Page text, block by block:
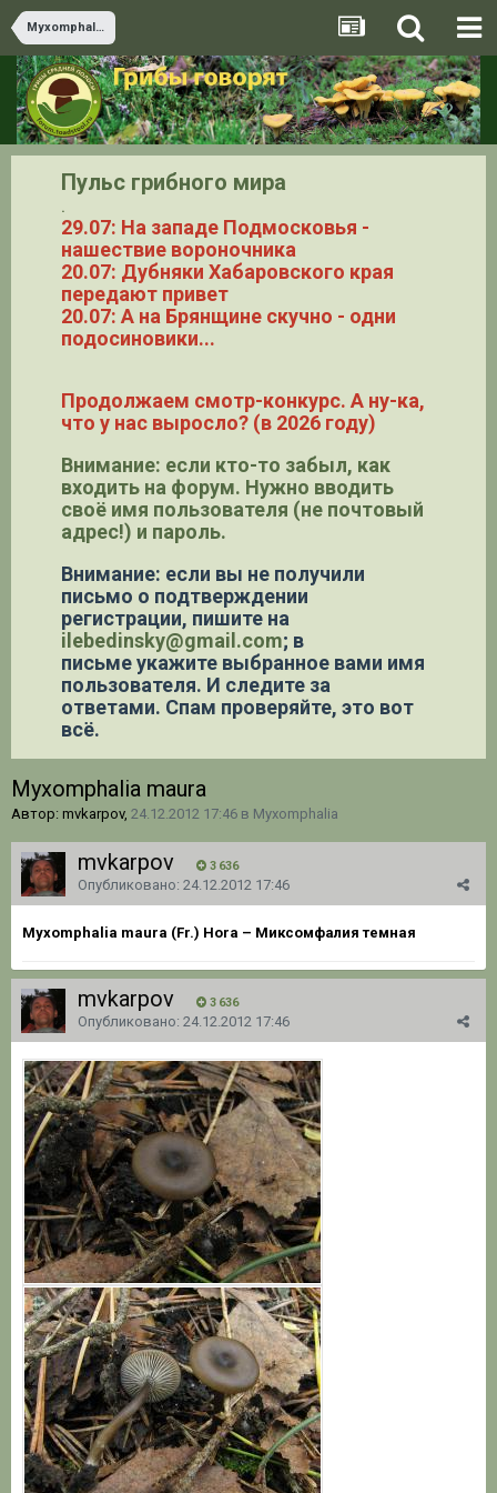
Myxomphalia
Пульс грибного мира
.
29.07: На западе Подмосковья -
нашествие вороночника
20.07: Дубняки Хабаровского края
передают привет
20.07: А на Брянщине скучно - одни
подосиновики...
Продолжаем смотр-конкурс. А ну-ка,
что у нас выросло? (в 2026 году)
Внимание: если кто-то забыл, как
входить на форум. Нужно вводить
своё имя пользователя (не почтовый
адрес!) и пароль.
Внимание: если вы не получили
письмо о подтверждении
регистрации, пишите на
ilebedinsky@gmail.com; в
письме укажите выбранное вами имя
пользователя. И следите за
ответами. Спам проверяйте, это вот
всё.
Myxomphalia maura
Автор: mvkarpov, 24.12.2012 17:46 в Myxomphalia
mvkarpov 3 636
Опубликовано: 24.12.2012 17:46
Myxomphalia maura (Fr.) Hora – Миксомфалия темная
mvkarpov 3 636
Опубликовано: 24.12.2012 17:46